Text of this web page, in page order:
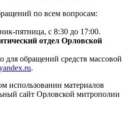
по всем вопросам:
пятница, с 8:30 до 17:00.
отдел Орловской
для обращений средств массовой
.
использовании материалов
сайт Орловской митрополии